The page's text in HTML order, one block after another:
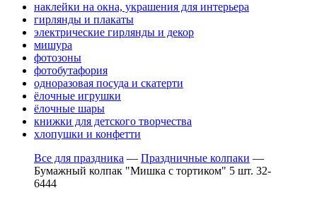
наклейки на окна, украшения для интерьера
гирлянды и плакаты
электрические гирлянды и декор
мишура
фотозоны
фотобутафория
одноразовая посуда и скатерти
ёлочные игрушки
ёлочные шары
книжки для детского творчества
хлопушки и конфетти
Все для праздника — Праздничные колпаки —
Бумажный колпак "Мишка с тортиком" 5 шт. 32-
6444